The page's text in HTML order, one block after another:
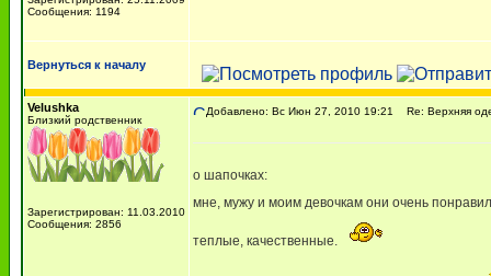
Сообщения: 1194
Вернуться к началу
Velushka
Близкий родственник
Зарегистрирован: 11.03.2010
Сообщения: 2856
Добавлено: Вс Июн 27, 2010 19:21 Re: Верхняя
о шапочках:
мне, мужу и моим девочкам они очень
теплые, качественные.